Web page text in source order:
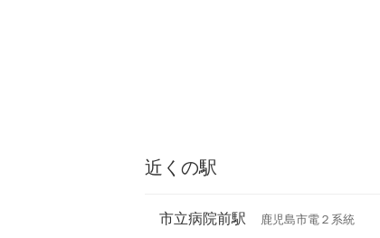
近くの駅
市立病院前駅 鹿児島市電２系統